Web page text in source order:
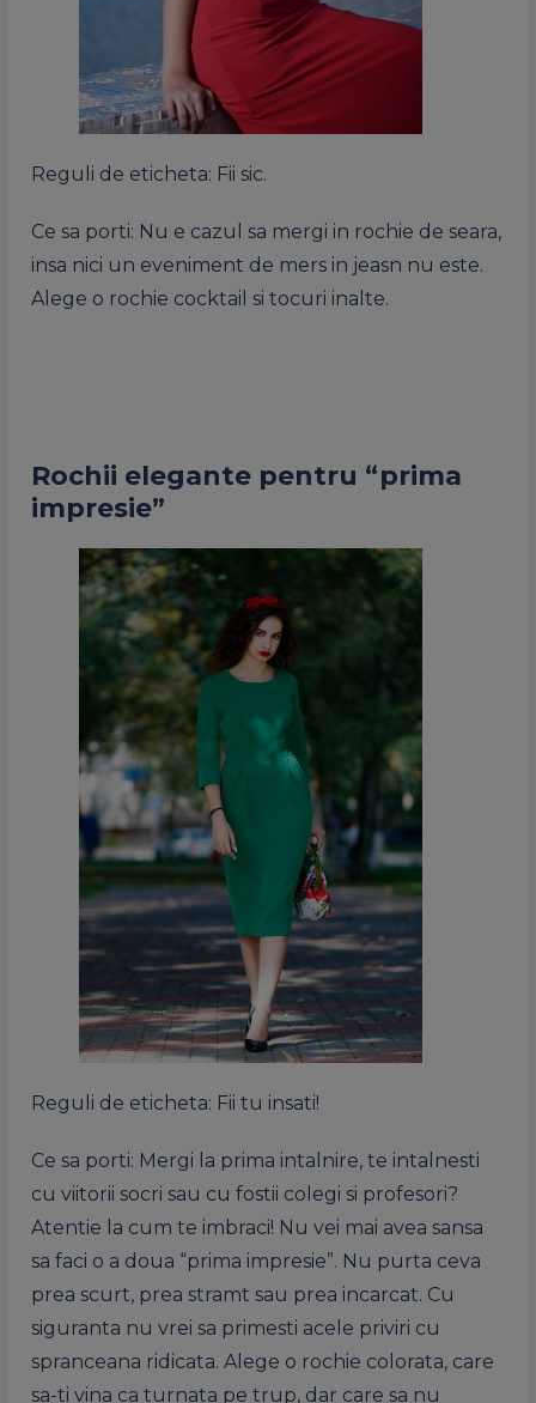
Reguli de eticheta: Fii sic.
Ce sa porti: Nu e cazul sa mergi in rochie de seara,
insa nici un eveniment de mers in jeasn nu este.
Alege o rochie cocktail si tocuri inalte.
Rochii elegante pentru “prima
impresie”
Reguli de eticheta: Fii tu insati!
Ce sa porti: Mergi la prima intalnire, te intalnesti
cu viitorii socri sau cu fostii colegi si profesori?
Atentie la cum te imbraci! Nu vei mai avea sansa
sa faci o a doua “prima impresie”. Nu purta ceva
prea scurt, prea stramt sau prea incarcat. Cu
siguranta nu vrei sa primesti acele priviri cu
spranceana ridicata. Alege o rochie colorata, care
sa-ti vina ca turnata pe trup, dar care sa nu